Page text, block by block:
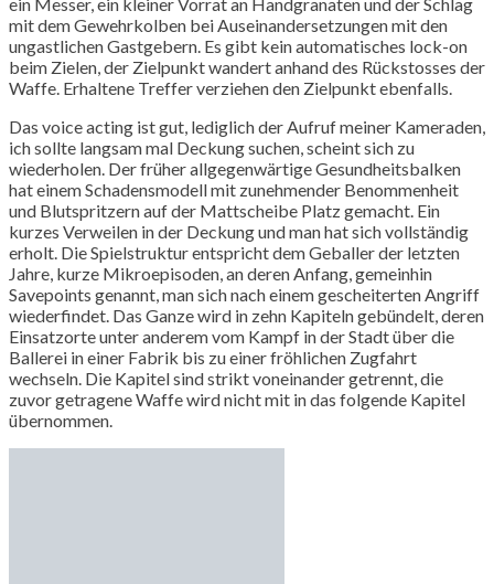
mit dem Gewehrkolben bei Auseinandersetzungen mit den
ungastlichen Gastgebern. Es gibt kein automatisches lock-on
beim Zielen, der Zielpunkt wandert anhand des Rückstosses der
Waffe. Erhaltene Treffer verziehen den Zielpunkt ebenfalls.
Das voice acting ist gut, lediglich der Aufruf meiner Kameraden,
ich sollte langsam mal Deckung suchen, scheint sich zu
wiederholen. Der früher allgegenwärtige Gesundheitsbalken
hat einem Schadensmodell mit zunehmender Benommenheit
und Blutspritzern auf der Mattscheibe Platz gemacht. Ein
kurzes Verweilen in der Deckung und man hat sich vollständig
erholt. Die Spielstruktur entspricht dem Geballer der letzten
Jahre, kurze Mikroepisoden, an deren Anfang, gemeinhin
Savepoints genannt, man sich nach einem gescheiterten Angriff
wiederfindet. Das Ganze wird in zehn Kapiteln gebündelt, deren
Einsatzorte unter anderem vom Kampf in der Stadt über die
Ballerei in einer Fabrik bis zu einer fröhlichen Zugfahrt
wechseln. Die Kapitel sind strikt voneinander getrennt, die
zuvor getragene Waffe wird nicht mit in das folgende Kapitel
übernommen.